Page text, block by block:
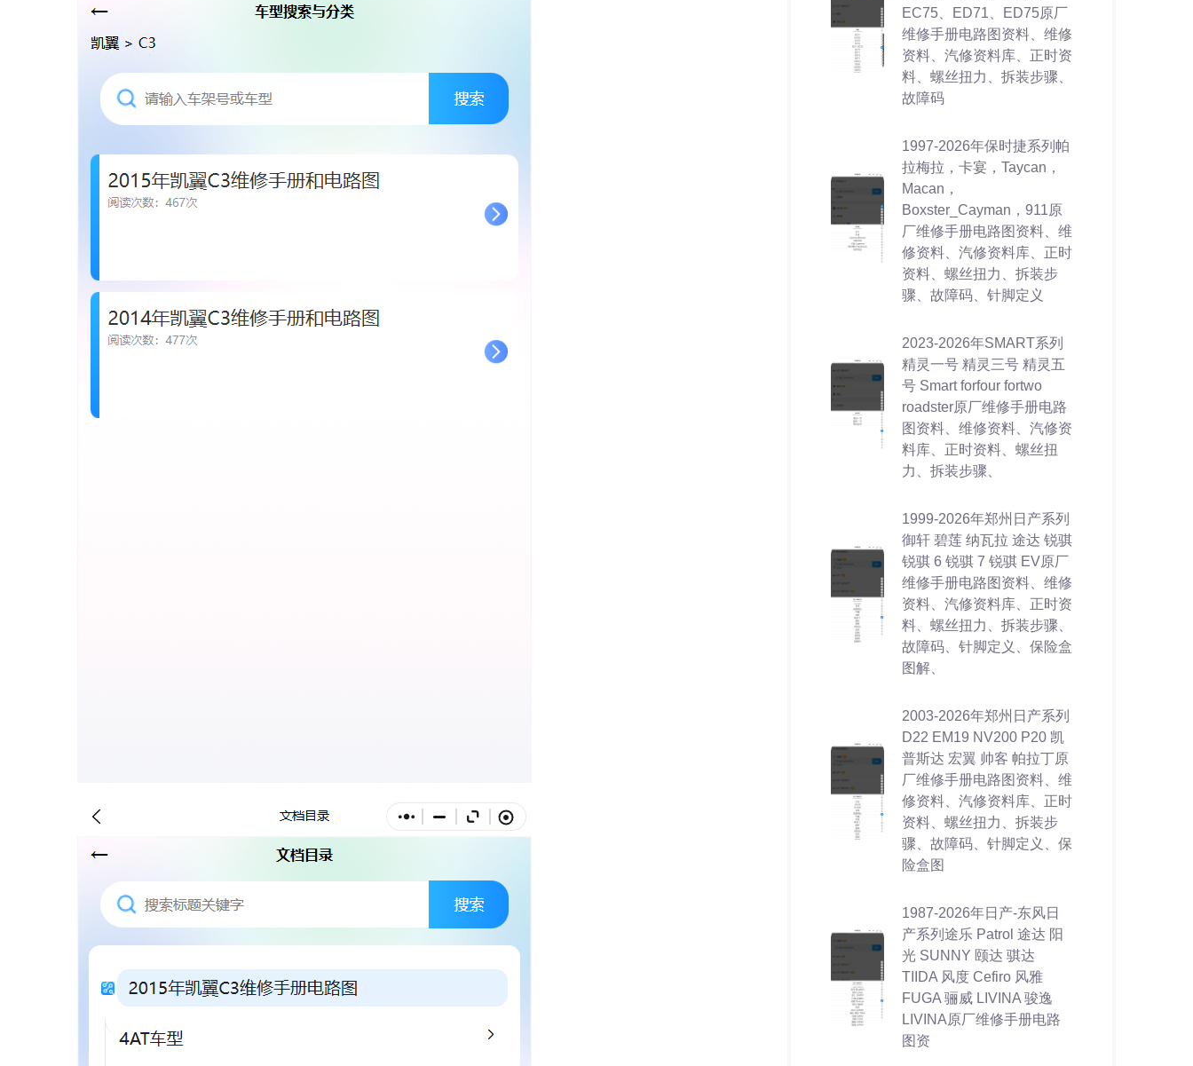
EC75、ED71、ED75原厂
维修手册电路图资料、维修
资料、汽修资料库、正时资
料、螺丝扭力、拆装步骤、
故障码
1997-2026年保时捷系列帕
拉梅拉，卡宴，Taycan，
Macan，
Boxster_Cayman，911原
厂维修手册电路图资料、维
修资料、汽修资料库、正时
资料、螺丝扭力、拆装步
骤、故障码、针脚定义
2023-2026年SMART系列
精灵一号 精灵三号 精灵五
号 Smart forfour fortwo
roadster原厂维修手册电路
图资料、维修资料、汽修资
料库、正时资料、螺丝扭
力、拆装步骤、
1999-2026年郑州日产系列
御轩 碧莲 纳瓦拉 途达 锐骐
锐骐 6 锐骐 7 锐骐 EV原厂
维修手册电路图资料、维修
资料、汽修资料库、正时资
料、螺丝扭力、拆装步骤、
故障码、针脚定义、保险盒
图解、
2003-2026年郑州日产系列
D22 EM19 NV200 P20 凯
普斯达 宏翼 帅客 帕拉丁原
厂维修手册电路图资料、维
修资料、汽修资料库、正时
资料、螺丝扭力、拆装步
骤、故障码、针脚定义、保
险盒图
1987-2026年日产-东风日
产系列途乐 Patrol 途达 阳
光 SUNNY 颐达 骐达
TIIDA 风度 Cefiro 风雅
FUGA 骊威 LIVINA 骏逸
LIVINA原厂维修手册电路
图资